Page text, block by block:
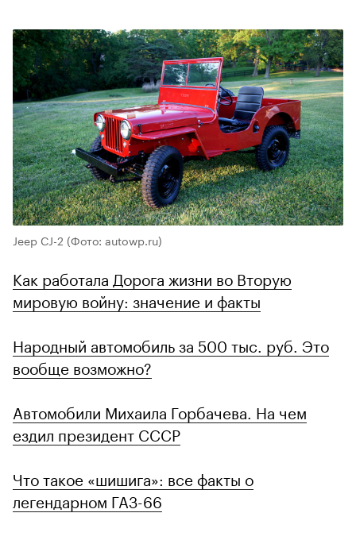
Jeep CJ-2 (Фото: autowp.ru)
Как работала Дорога жизни во Вторую
мировую войну: значение и факты
Народный автомобиль за 500 тыс. руб. Это
вообще возможно?
Автомобили Михаила Горбачева. На чем
ездил президент СССР
Что такое «шишига»: все факты о
легендарном ГАЗ-66